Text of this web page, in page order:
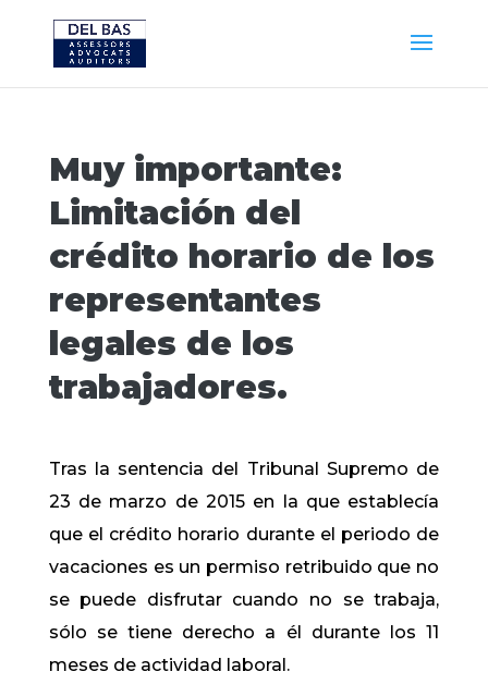
Muy importante:
Limitación del
crédito horario de los
representantes
legales de los
trabajadores.
Tras la sentencia del Tribunal Supremo de
23 de marzo de 2015 en la que establecía
que el crédito horario durante el periodo de
vacaciones es un permiso retribuido que no
se puede disfrutar cuando no se trabaja,
sólo se tiene derecho a él durante los 11
meses de actividad laboral.